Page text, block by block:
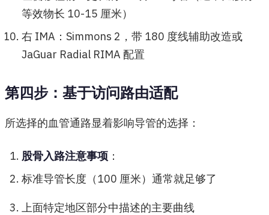
等效物长 10-15 厘米）
右 IMA：Simmons 2，带 180 度线辅助改造或
JaGuar Radial RIMA 配置
第四步：基于访问路由适配
所选择的血管通路显着影响导管的选择：
股骨入路注意事项 ：
标准导管长度（100 厘米）通常就足够了
上面特定地区部分中描述的主要曲线